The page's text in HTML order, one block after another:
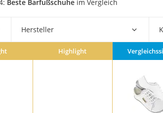
Beheizbare Handschuhe
Gesundheitsschuhe
Service
Beste Barfußschuhe im Vergleich
Hersteller
Highlight